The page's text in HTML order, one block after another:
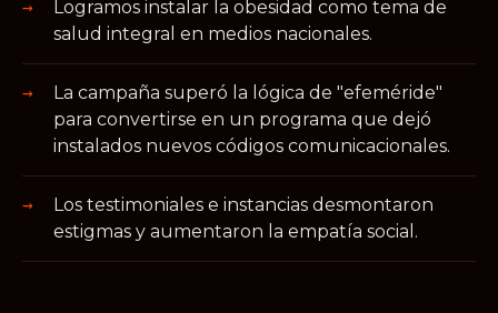
Logramos instalar la obesidad como tema de
salud integral en medios nacionales.
La campaña superó la lógica de "efeméride"
para convertirse en un programa que dejó
instalados nuevos códigos comunicacionales.
Los testimoniales e instancias desmontaron
estigmas y aumentaron la empatía social.